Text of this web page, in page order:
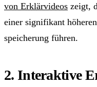
von Erklärvideos zeigt,
einer signifikant
speicherung führen.
2. Interaktive